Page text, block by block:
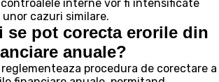
interne vor fi intensificate
cazuri similare.
se pot corecta erorile din
anuale?
procedura de corectare a